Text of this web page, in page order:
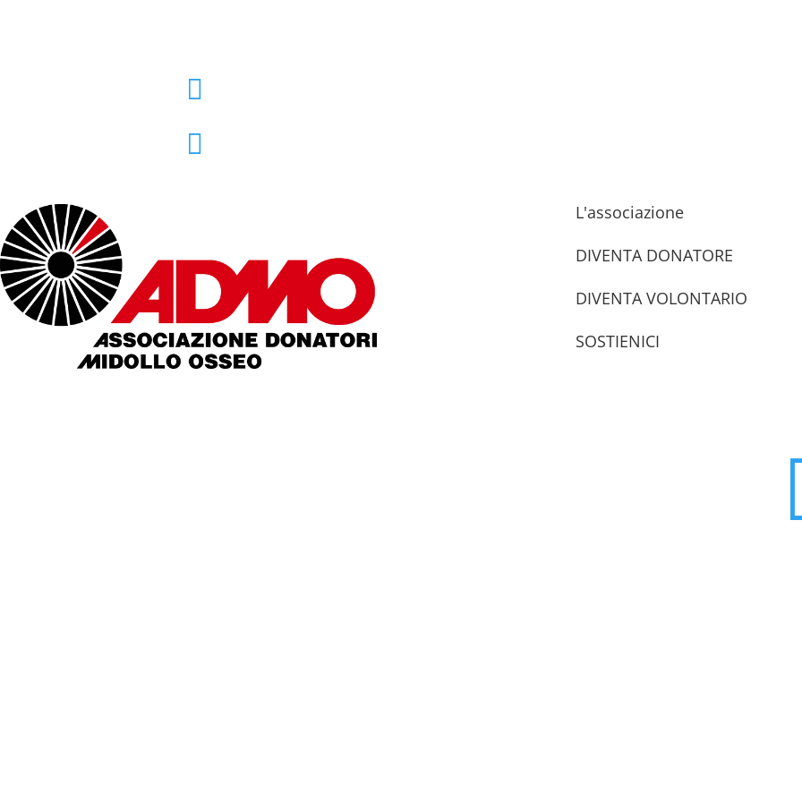


L'associazione
DIVENTA DONATORE
DIVENTA VOLONTARIO
SOSTIENICI